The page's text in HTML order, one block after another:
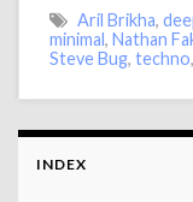
Aril Brikha,
minimal, Nathan
Steve Bug, techno,
INDEX